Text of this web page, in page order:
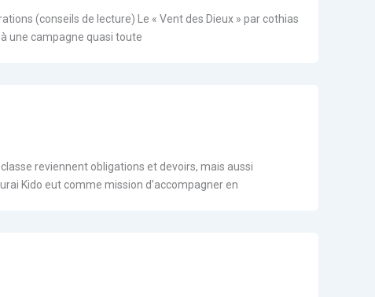
(conseils de lecture) Le « Vent des Dieux » par cothias
une campagne quasi toute
reviennent obligations et devoirs, mais aussi
Kido eut comme mission d’accompagner en